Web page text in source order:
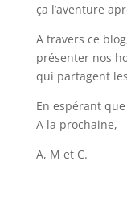
ça l’aventure
A travers ce
présenter nos
qui partagent
En espérant
A la prochaine,
A, M et C.